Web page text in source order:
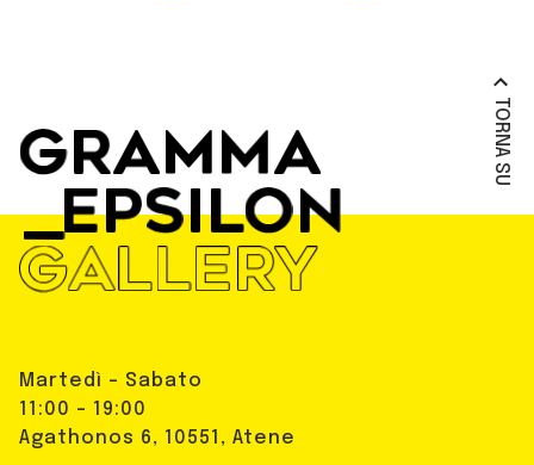
TORNA SU
Martedì - Sabato
11:00 - 19:00
Agathonos 6, 10551, Atene